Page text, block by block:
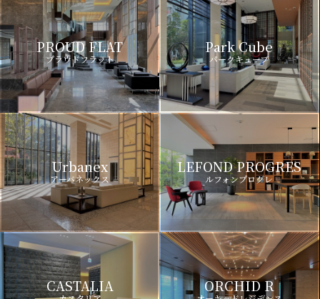
PROUD FLAT
プラウドフラット
Park Cube
パークキューブ
Urbanex
アーバネックス
LEFOND PROGRES
ルフォンプログレ
CASTALIA ORCHID R